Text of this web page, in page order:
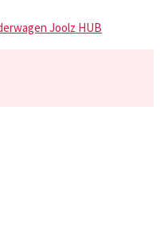
Joolz HUB